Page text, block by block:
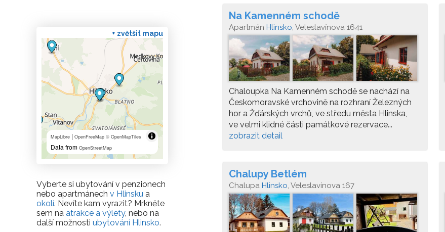
Na Kamenném schodě
Apartmán Hlinsko, Veleslavínova 1641
Chaloupka Na Kamenném schodě se nachází na
Českomoravské vrchovině na rozhraní Železných
hor a Žďárských vrchů, ve středu města Hlinska,
ve velmi klidné části památkové rezervace...
zobrazit detail
Chalupy Betlém
Chalupa Hlinsko, Veleslavínova 167
+ zvětšit mapu
MapLibre | OpenFreeMap © OpenMapTiles
Data from OpenStreetMap
Vyberte si ubytování v penzionech
nebo apartmánech v Hlinsku a
okolí. Nevíte kam vyrazit? Mrkněte
sem na atrakce a výlety, nebo na
další možnosti ubytování Hlinsko.